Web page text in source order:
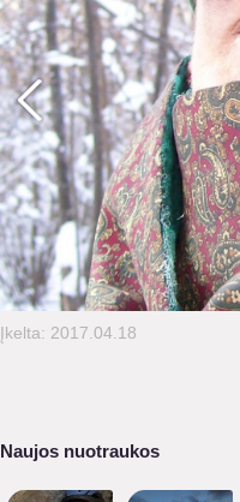
Įkelta: 2017.04.18
Naujos nuotraukos